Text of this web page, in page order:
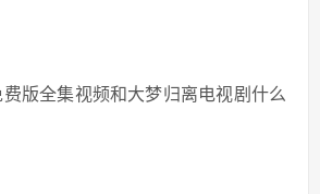
版全集视频和大梦归离电视剧什么